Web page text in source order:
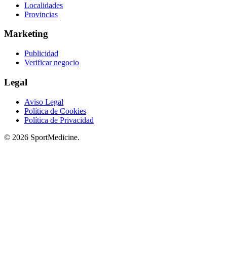
Localidades
Provincias
Marketing
Publicidad
Verificar negocio
Legal
Aviso Legal
Política de Cookies
Política de Privacidad
© 2026 SportMedicine.